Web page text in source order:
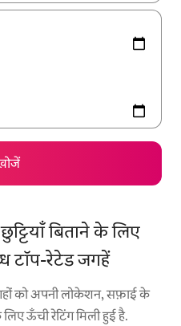
बिताने के लिए
टॉप-रेटेड जगहें
को अपनी लोकेशन, सफ़ाई के
ऊँची रेटिंग मिली हुई है.